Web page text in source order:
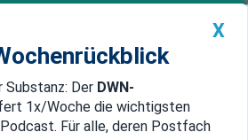
DWN: Geldanlage Premium
DWN-Magazin China
X
Substanz: Der DWN-
1x/Woche die wichtigsten
Für alle, deren Postfach